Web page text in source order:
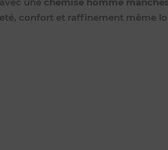
confort et raffinement même